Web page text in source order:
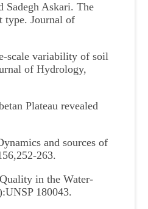
Sadegh Askari. The
type. Journal of
scale variability of soil
of Hydrology,
Plateau revealed
and sources of
263.
in the Water-
180043.